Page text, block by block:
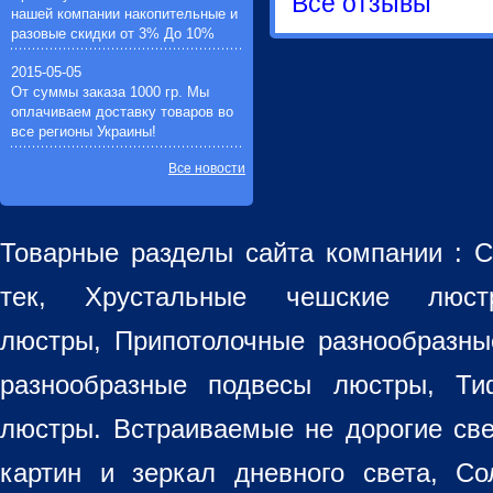
нашей компании накопительные и
разовые скидки от 3% До 10%
2015-05-05
От суммы заказа 1000 гр. Мы
оплачиваем доставку товаров во
все регионы Украины!
Все новости
Товарные разделы сайта компании :
тек, Хрустальные чешские
люстры, Припотолочные
разнообразные подвесы люстры,
люстры. Встраиваемые не дорогие
картин и зеркал дневного света,